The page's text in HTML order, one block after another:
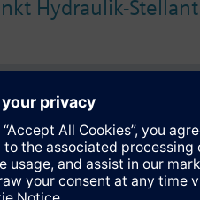
Hydraulik-